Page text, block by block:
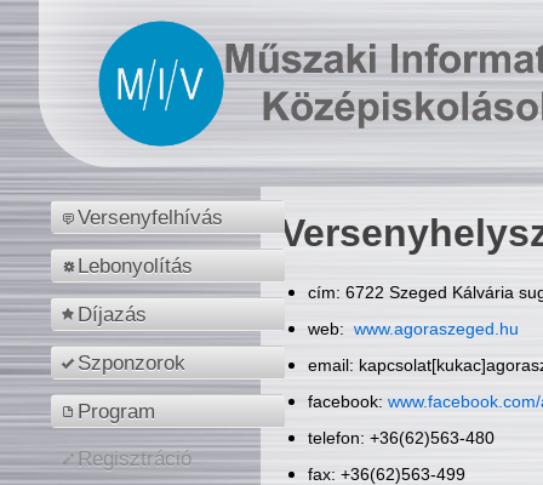
Versenyfelhívás
Lebonyolítás
Díjazás
Szponzorok
Program
Regisztráció
cím: 6722 Szeged Kálvária
web: www.agoraszeged.hu
email:
facebook:
telefon: +36(62)563-480
fax: +36(62)563-499